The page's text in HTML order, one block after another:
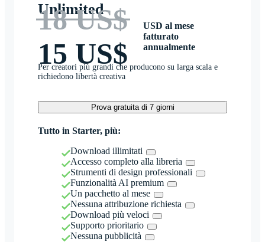
Unlimited
18 US$
15 US$
USD al mese
fatturato
annualmente
Per creatori più grandi che producono su larga scala e
richiedono libertà creativa
Prova gratuita di 7 giorni
Tutto in Starter, più:
Download illimitati
Accesso completo alla libreria
Strumenti di design professionali
Funzionalità AI premium
Un pacchetto al mese
Nessuna attribuzione richiesta
Download più veloci
Supporto prioritario
Nessuna pubblicità